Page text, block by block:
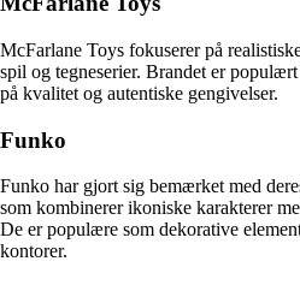
McFarlane Toys fokuserer på
spil og tegneserier. Brandet er
på kvalitet og autentiske gengivelser.
Funko
Funko har gjort sig bemærket med
som kombinerer ikoniske karakterer
De er populære som dekorative
kontorer.